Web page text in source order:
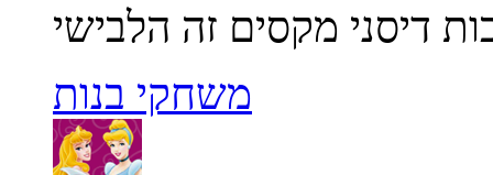
משחקי בנות